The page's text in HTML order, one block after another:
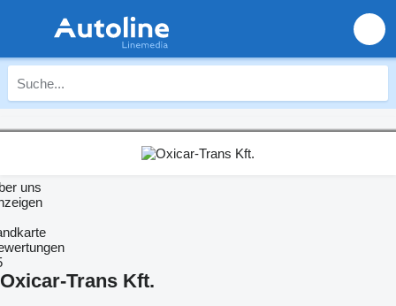
uns
Oxicar-Trans Kft.